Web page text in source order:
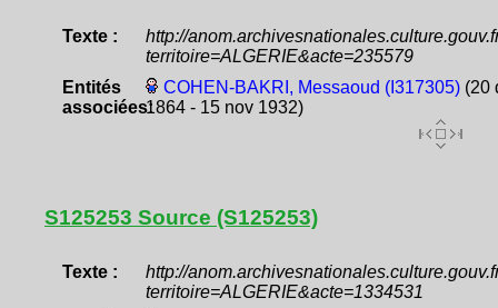
Texte :
http://
territoire=ALGERIE&acte=235579
Entités
associées:
COHEN-BAKRI, Messaoud (I317305)(20
1864 - 15 nov 1932)
S125253 Source (S125253)
Texte :
http://
territoire=ALGERIE&acte=1334531